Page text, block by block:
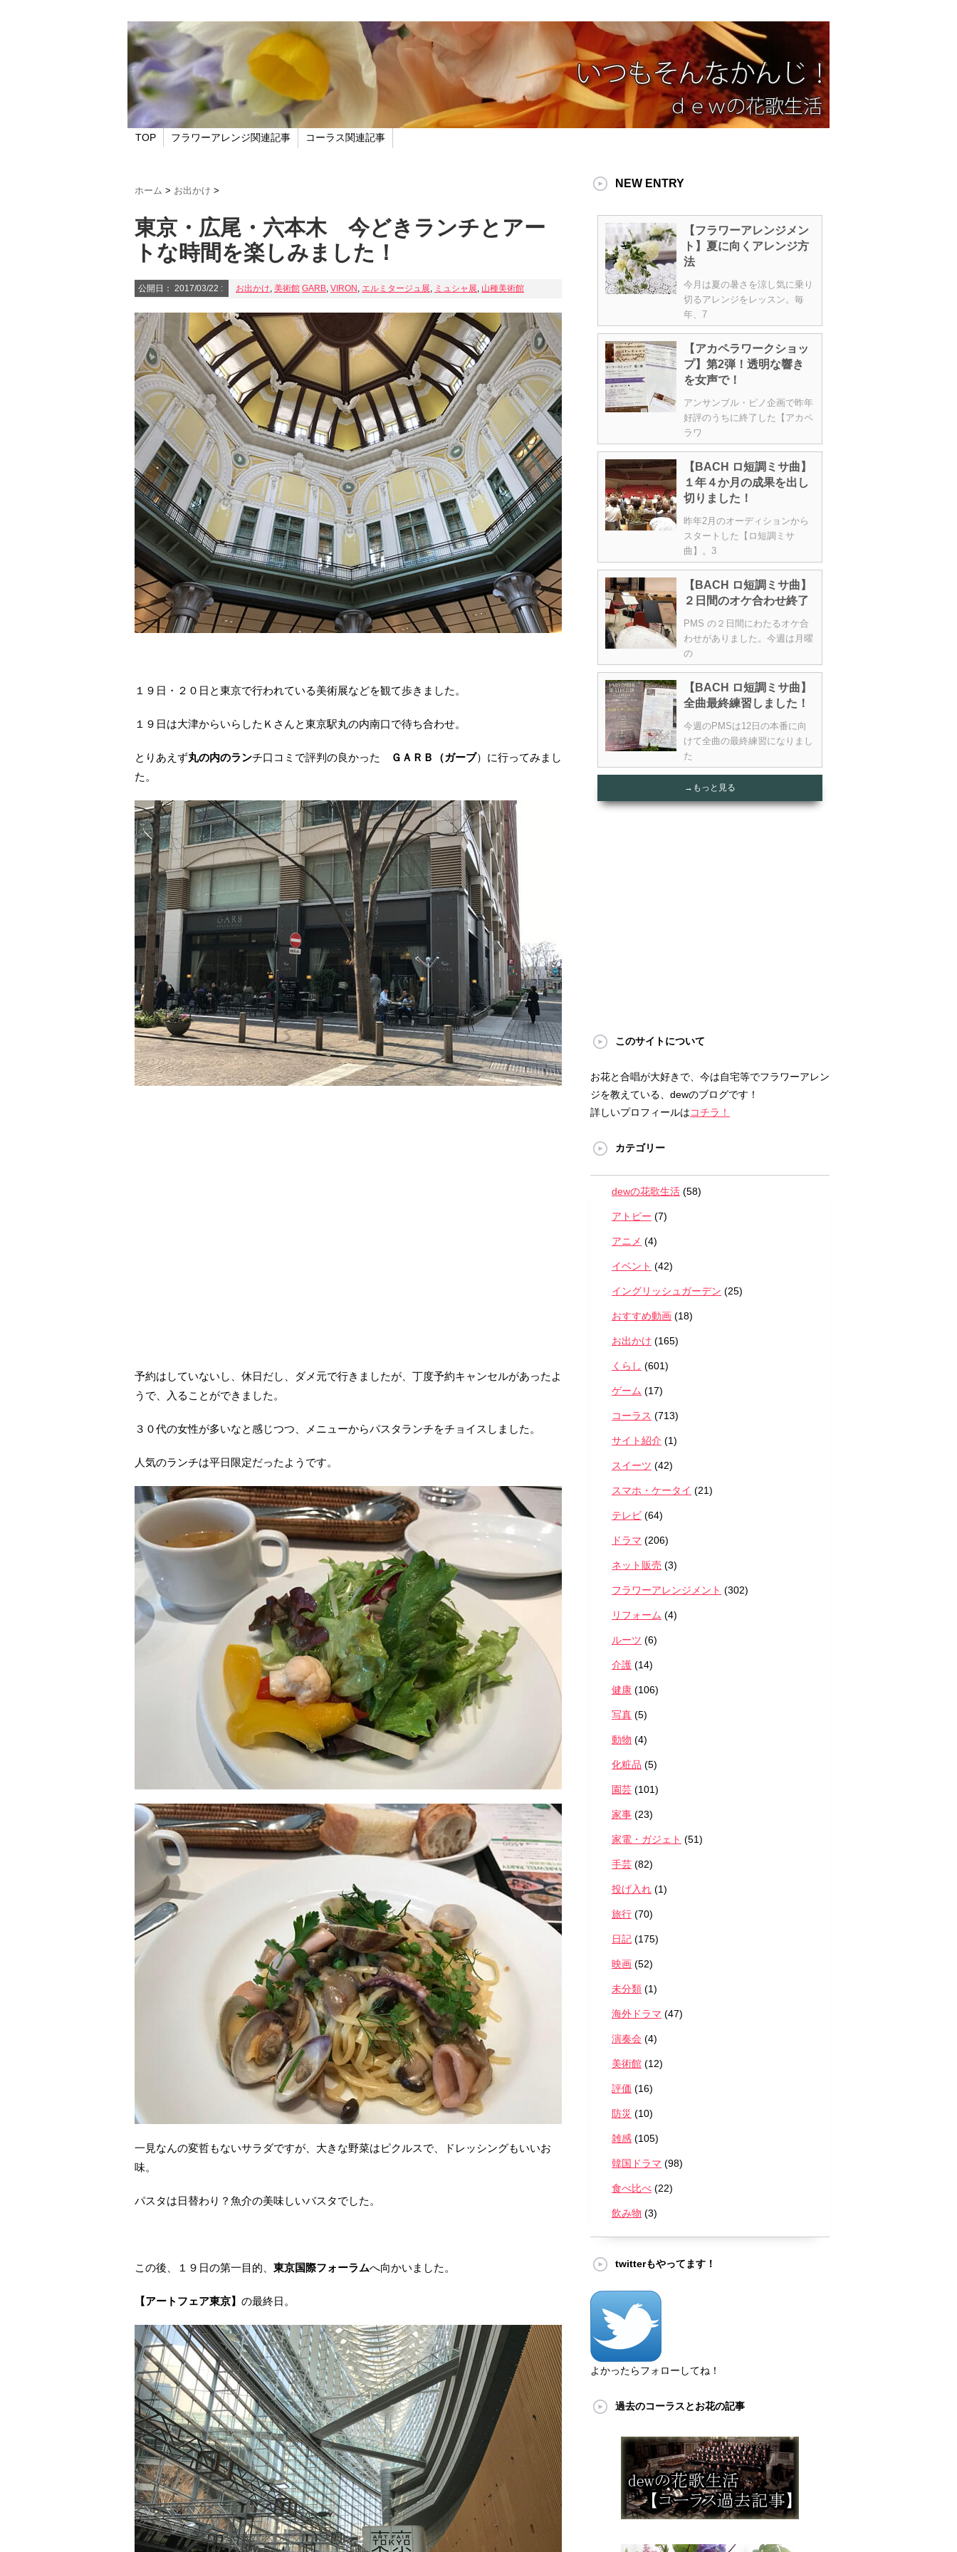
TOP フラワーアレンジ関連記事 コーラス関連記事
ホーム > お出かけ >
東京・広尾・六本木 今どきランチとアー
トな時間を楽しみました！
公開日： 2017/03/22 : お出かけ, 美術館 GARB, VIRON , エルミタージュ展, ミュシャ展, 山種美術館
１９日・２０日と東京で行われている美術展などを観て歩きました。
１９日は大津からいらしたＫさんと東京駅丸の内南口で待ち合わせ。
とりあえず丸の内のランチ口コミで評判の良かった ＧＡＲＢ（ガーブ）に行ってみまし
た。
予約はしていないし、休日だし、ダメ元で行きましたが、丁度予約キャンセルがあったよ
うで、入ることができました。
３０代の女性が多いなと感じつつ、メニューからパスタランチをチョイスしました。
人気のランチは平日限定だったようです。
一見なんの変哲もないサラダですが、大きな野菜はピクルスで、ドレッシングもいいお
味。
パスタは日替わり？魚介の美味しいバスタでした。
この後、１９日の第一目的、 東京国際フォーラムへ向かいました。
【アートフェア東京】 の最終日。
NEW ENTRY
【フラワーアレンジメン
ト】夏に向くアレンジ方
法
今月は夏の暑さを涼し気に乗り
切るアレンジをレッスン。毎
年、7
【アカペラワークショッ
プ】第2弾！透明な響き
を女声で！
アンサンブル・ピノ企画で昨年
好評のうちに終了した【アカペ
ラワ
【BACH ロ短調ミサ曲】
１年４か月の成果を出し
切りました！
昨年2月のオーディションから
スタートした【ロ短調ミサ
曲】。3
【BACH ロ短調ミサ曲】
２日間のオケ合わせ終了
PMS の２日間にわたるオケ合
わせがありました。今週は月曜
の
【BACH ロ短調ミサ曲】
全曲最終練習しました！
今週のPMSは12日の本番に向
けて全曲の最終練習になりまし
た
→もっと見る
このサイトについて
お花と合唱が大好きで、今は自宅等でフラワーアレン
ジを教えている、dewのブログです！
詳しいプロフィールはコチラ！
カテゴリー
dewの花歌生活 (58)
アトピー (7)
アニメ (4)
イベント (42)
イングリッシュガーデン (25)
おすすめ動画 (18)
お出かけ (165)
くらし (601)
ゲーム (17)
コーラス (713)
サイト紹介 (1)
スイーツ (42)
スマホ・ケータイ (21)
テレビ (64)
ドラマ (206)
ネット販売 (3)
フラワーアレンジメント (302)
リフォーム (4)
ルーツ (6)
介護 (14)
健康 (106)
写真 (5)
動物 (4)
化粧品 (5)
園芸 (101)
家事 (23)
家電・ガジェト (51)
手芸 (82)
投げ入れ (1)
旅行 (70)
日記 (175)
映画 (52)
未分類 (1)
海外ドラマ (47)
演奏会 (4)
美術館 (12)
評価 (16)
防災 (10)
雑感 (105)
韓国ドラマ (98)
食べ比べ (22)
飲み物 (3)
twitterもやってます！
よかったらフォローしてね！
過去のコーラスとお花の記事